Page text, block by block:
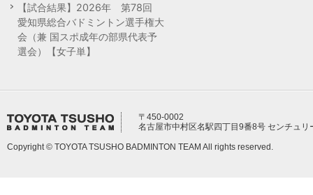
【試合結果】2026年 第78回
愛知県総合バドミントン選手権大
会（兼 国スポ成年の部県代表予
選会）【女子単】
〒450-0002
名古屋市中村区名駅四丁目9番8号 センチュリ
Copyright © TOYOTA TSUSHO BADMINTON TEAM All rights reserved.